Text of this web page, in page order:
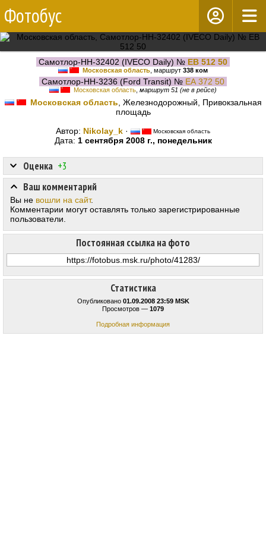
Фотобус
Самотлор-НН-32402 (IVECO Daily) № ЕВ 512 50
Московская область , маршрут 338 ком
Самотлор-НН-3236 (Ford Transit) № ЕА 372 50
Московская область маршрут 51 (не в рейсе)
Московская область , Железнодорожный, Привокзальная
площадь
Автор: Nikolay_k · Московская область
Дата: 1 сентября 2008 г., понедельник
Статистика
Опубликовано 01.09.2008 23:59 MSK
Просмотров — 1079
Подробная информация
Оценка +3
Постоянная ссылка на фото
Ваш комментарий
Вы не вошли на сайт.
Комментарии могут оставлять только зарегистрированные
пользователи.